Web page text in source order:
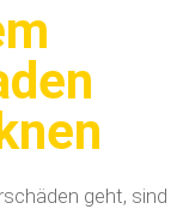
geht, sind